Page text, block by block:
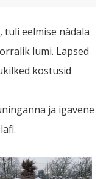
tuli eelmise nädala
lumi. Lapsed
kostusid
ja igavene